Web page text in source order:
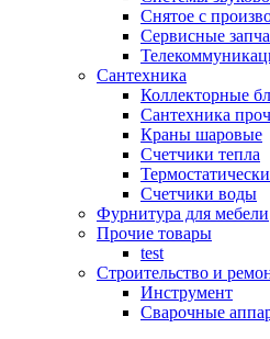
Снятое с
Сервисные
Сантехника
Коллекторные
Сантехника
Краны шаровые
Счетчики тепла
Счетчики воды
Фурнитура для мебели
Прочие товары
test
Строительство и
Инструмент
Сварочные